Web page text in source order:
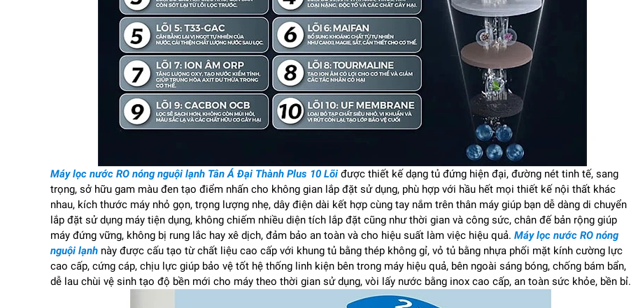
Máy lọc nước RO nóng nguội lạnh Tân Á Đại Thành Plus 10 Lõi được thiết kế dạng tủ đứng hiện đại, đường nét tinh tế, sang
trọng, sở hữu gam màu đen tạo điểm nhấn cho không gian lắp đặt sử dụng, phù hợp với hầu hết mọi thiết kế nội thất khác
nhau, kích thước máy nhỏ gọn, trọng lượng nhẹ, dây điện dài kết hợp cùng tay nắm trên thân máy giúp bạn dễ dàng di chuyển
lắp đặt sử dụng máy tiện dụng, không chiếm nhiều diện tích lắp đặt cũng như thời gian và công sức, chân đế bản rộng giúp
máy đứng vững, không bị rung lắc hay xê dịch, đảm bảo an toàn và cho hiệu suất làm việc hiệu quả. Máy lọc nước RO nóng
nguội lạnh này được cấu tạo từ chất liệu cao cấp với khung tủ bằng thép không gỉ, vỏ tủ bằng nhựa phối mặt kính cường lực
cao cấp, cứng cáp, chịu lực giúp bảo vệ tốt hệ thống linh kiện bên trong máy hiệu quả, bên ngoài sáng bóng, chống bám bẩn,
dễ lau chùi vệ sinh tạo độ bền mới cho máy theo thời gian sử dụng, vòi lấy nước bằng inox cao cấp, an toàn sức khỏe, bền bỉ.